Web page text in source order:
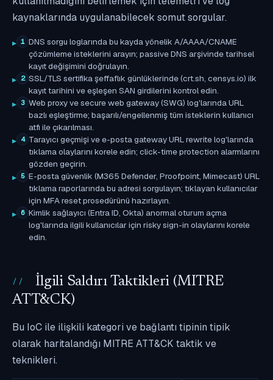
kaynaklarında uygulanabilecek somut sorgular.
1 DNS sorgu loglarında bu kayda yönelik A/AAAA/CNAME
çözümleme isteklerini arayın; passive DNS arşivinde tarihsel
kayıt değişimini doğrulayın.
2 SSL/TLS sertifika şeffaflık günlüklerinde (crt.sh, censys.io) ilk
kayıt tarihini ve eşleşen SAN girdilerini kontrol edin.
3 Web proxy ve secure web gateway (SWG) log'larında URL
bazlı eşleştirme; başarılı/engellenmiş tüm isteklerin kullanıcı
atfı ile çıkarılması.
4 Tarayıcı geçmişi ve e-posta gateway URL rewrite log'larında
tıklama olaylarını korele edin; click-time protection alarmlarını
gözden geçirin.
5 E-posta güvenlik (M365 Defender, Proofpoint, Mimecast) URL
tıklama raporlarında bu adresi sorgulayın; tıklayan kullanıcılar
için MFA reset prosedürünü hazırlayın.
6 Kimlik sağlayıcı (Entra ID, Okta) anormal oturum açma
log'larında ilgili kullanıcılar için risky sign-in olaylarını korele
edin.
İlgili Saldırı Taktikleri (MITRE
ATT&CK)
Bu IoC ile ilişkili kategori ve bağlantı tipinin tipik
olarak haritalandığı MITRE ATT&CK taktik ve
teknikleri.